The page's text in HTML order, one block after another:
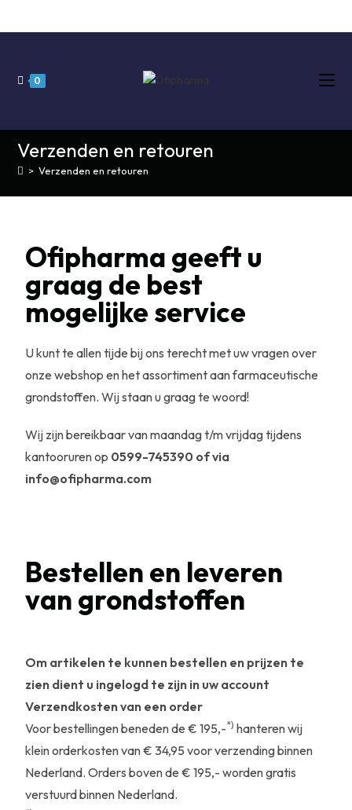
0
Verzenden en retouren
> Verzenden en retouren
Ofipharma geeft u
graag de best
mogelijke service
U kunt te allen tijde bij ons terecht met uw vragen over
onze webshop en het assortiment aan farmaceutische
grondstoffen. Wij staan u graag te woord!
Wij zijn bereikbaar van maandag t/m vrijdag tijdens
kantooruren op 0599-745390 of via
info@ofipharma.com
Bestellen en leveren
van grondstoffen
Om artikelen te kunnen bestellen en prijzen te
zien dient u ingelogd te zijn in uw account
Verzendkosten van een order
Voor bestellingen beneden de € 195,-*) hanteren wij
klein orderkosten van € 34,95 voor verzending binnen
Nederland. Orders boven de € 195,- worden gratis
verstuurd binnen Nederland.